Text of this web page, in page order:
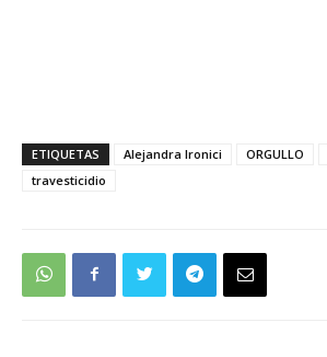
ETIQUETAS Alejandra Ironici ORGULLO
travesticidio